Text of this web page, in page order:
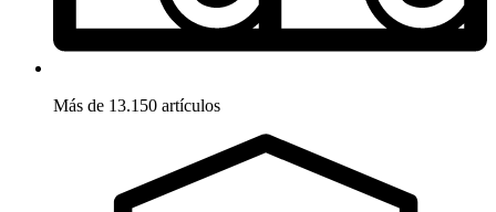
Más de 13.150 artículos